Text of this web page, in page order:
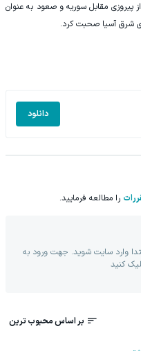
پیروزی مقابل سوریه و صعود به عنوان
شرق آسیا صحبت کرد.
دانلود
را مطالعه فرمایید.
وارد سایت شوید. جهت ورود به
کنید
بر اساس محبوب ترین